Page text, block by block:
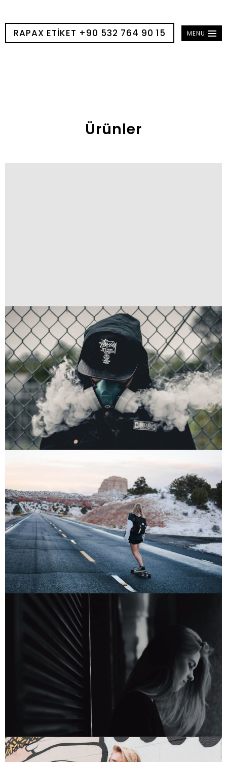
MENU
RAPAX ETIKET +90 532 764 90 15
Ürünler